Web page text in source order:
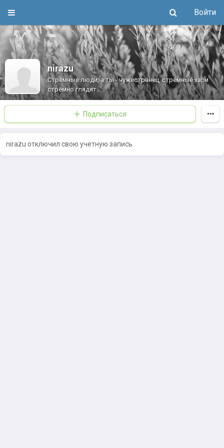
Войти
nirazu
Стрёмные люди, а ты - чужестранец, стрёмные хари
стрёмно глядят...
Подписаться
nirazu отключил свою учетную запись.